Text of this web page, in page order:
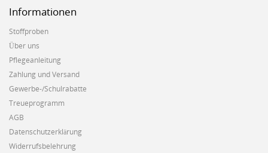
Informationen
Stoffproben
Über uns
Pflegeanleitung
Zahlung und Versand
Gewerbe-/Schulrabatte
Treueprogramm
AGB
Datenschutzerklärung
Widerrufsbelehrung